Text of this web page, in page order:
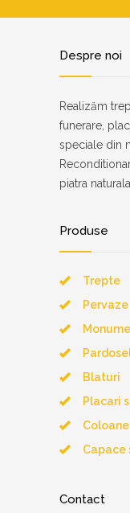
Despre noi
Realizăm
funerare,
speciale din
piatra naturala.
Produse
Trepte
Pervaze
Blaturi
Placari
Capace
Contact